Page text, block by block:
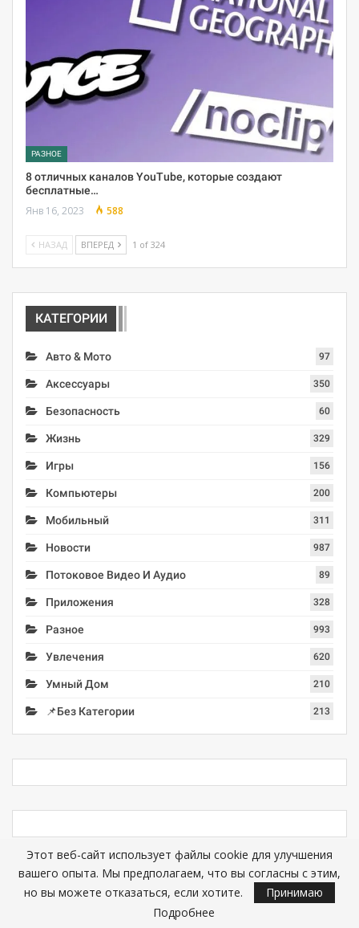
РАЗНОЕ
8 отличных каналов YouTube, которые создают
бесплатные…
Янв 16, 2023 588
НАЗАД ВПЕРЕД 1 of 324
КАТЕГОРИИ
Авто & Мото 97
Аксессуары 350
Безопасность 60
Жизнь 329
Игры 156
Компьютеры 200
Мобильный 311
Новости 987
Потоковое Видео И Аудио 89
Приложения 328
Разное 993
Увлечения 620
Умный Дом 210
📌Без Категории 213
Компьютеры
Увлечения
Этот веб-сайт использует файлы cookie для улучшения
вашего опыта. Мы предполагаем, что вы согласны с этим,
но вы можете отказаться, если хотите.
Принимаю
Подробнее